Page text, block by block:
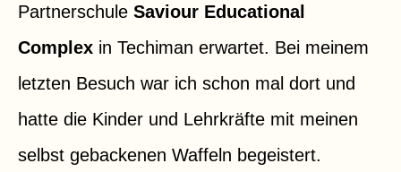
Partnerschule Saviour Educational
Complex in Techiman erwartet. Bei meinem
letzten Besuch war ich schon mal dort und
hatte die Kinder und Lehrkräfte mit meinen
selbst gebackenen Waffeln begeistert.